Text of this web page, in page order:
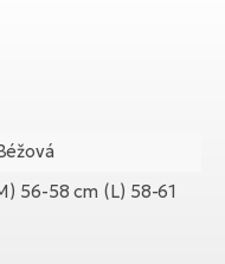
56-58 cm (L) 58-61